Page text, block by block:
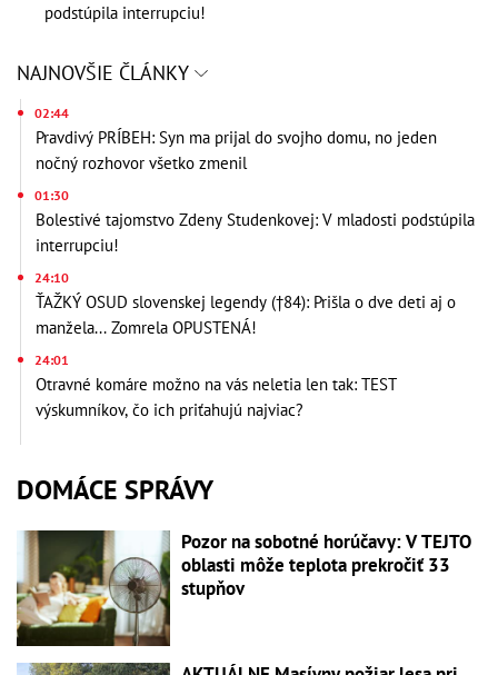
podstúpila interrupciu!
NAJNOVŠIE ČLÁNKY
02:44
Pravdivý PRÍBEH: Syn ma prijal do svojho domu, no jeden
nočný rozhovor všetko zmenil
01:30
Bolestivé tajomstvo Zdeny Studenkovej: V mladosti podstúpila
interrupciu!
24:10
ŤAŽKÝ OSUD slovenskej legendy (†84): Prišla o dve deti aj o
manžela... Zomrela OPUSTENÁ!
24:01
Otravné komáre možno na vás neletia len tak: TEST
výskumníkov, čo ich priťahujú najviac?
DOMÁCE SPRÁVY
Pozor na sobotné horúčavy: V TEJTO
oblasti môže teplota prekročiť 33
stupňov